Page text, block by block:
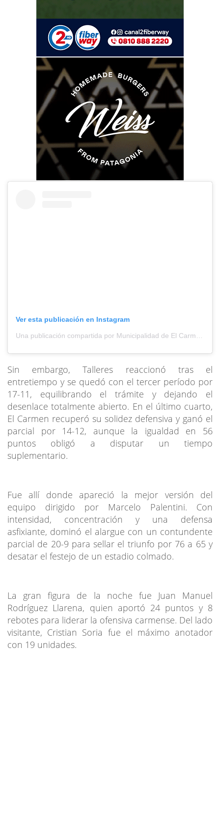
Ver esta publicación en Instagram
Una publicación compartida por Municipalidad de El Carmen (@municipalidad_de_el_carmen)
Sin embargo, Talleres reaccionó tras el
entretiempo y se quedó con el tercer período por
17-11, equilibrando el trámite y dejando el
desenlace totalmente abierto. En el último cuarto,
El Carmen recuperó su solidez defensiva y ganó el
parcial por 14-12, aunque la igualdad en 56
puntos obligó a disputar un tiempo
suplementario.
Fue allí donde apareció la mejor versión del
equipo dirigido por Marcelo Palentini. Con
intensidad, concentración y una defensa
asfixiante, dominó el alargue con un contundente
parcial de 20-9 para sellar el triunfo por 76 a 65 y
desatar el festejo de un estadio colmado.
La gran figura de la noche fue Juan Manuel
Rodríguez Llarena, quien aportó 24 puntos y 8
rebotes para liderar la ofensiva carmense. Del lado
visitante, Cristian Soria fue el máximo anotador
con 19 unidades.